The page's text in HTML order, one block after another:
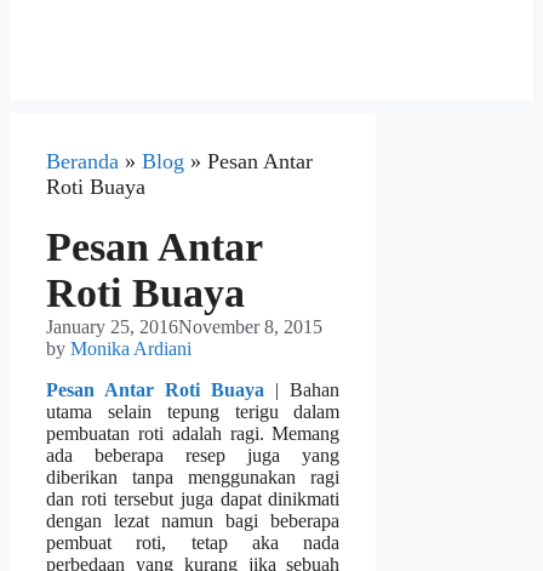
Beranda » Blog » Pesan Antar
Roti Buaya
Pesan Antar
Roti Buaya
January 25, 2016November 8, 2015
by Monika Ardiani
Pesan Antar Roti Buaya | Bahan
utama selain tepung terigu dalam
pembuatan roti adalah ragi. Memang
ada beberapa resep juga yang
diberikan tanpa menggunakan ragi
dan roti tersebut juga dapat dinikmati
dengan lezat namun bagi beberapa
pembuat roti, tetap aka nada
perbedaan yang kurang jika sebuah